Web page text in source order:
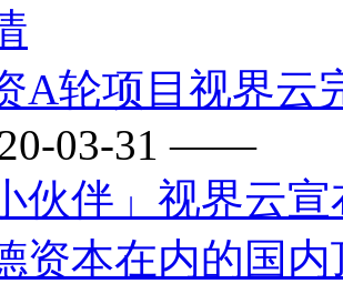
A轮项目视界云
03-31 ——
伙伴」视界云
资本在内的国